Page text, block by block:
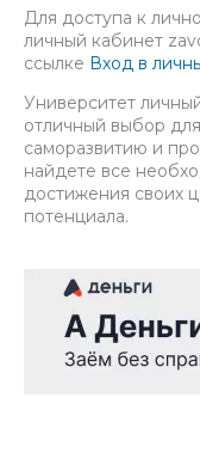
Для доступа к
личный кабинет
ссылке Вход в
Университет
отличный выбор
саморазвитию и
найдете все
достижения своих
потенциала.